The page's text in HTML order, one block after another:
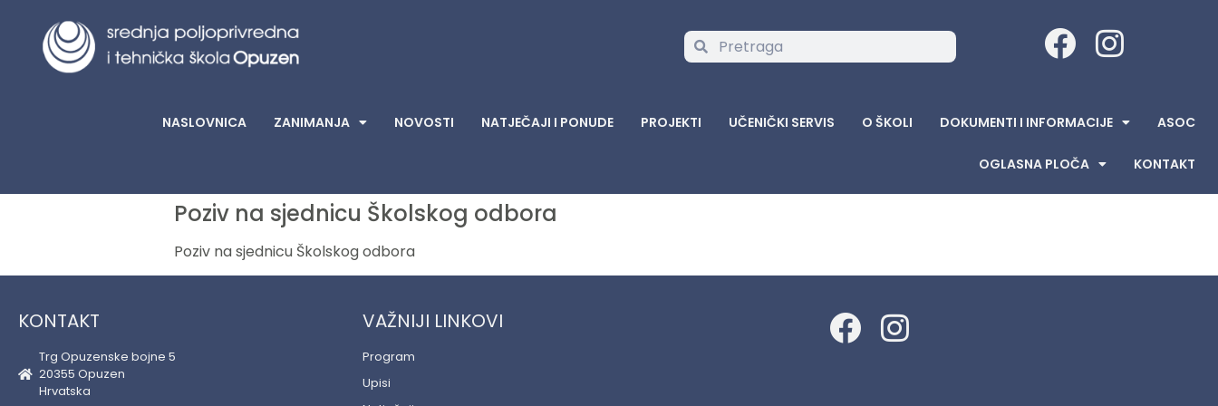
NASLOVNICA ZANIMANJA NOVOSTI NATJEČAJI I PONUDE PROJEKTI UČENIČKI SERVIS O ŠKOLI DOKUMENTI I INFORMACIJE ASOC
OGLASNA PLOČA KONTAKT
Poziv na sjednicu Školskog odbora
Poziv na sjednicu Školskog odbora
KONTAKT
Trg Opuzenske bojne 5
20355 Opuzen
Hrvatska
VAŽNIJI LINKOVI
Program
Upisi